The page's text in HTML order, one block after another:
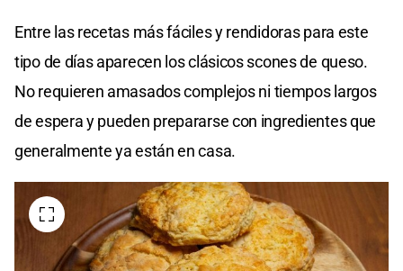
Entre las recetas más fáciles y rendidoras para este
tipo de días aparecen los clásicos scones de queso.
No requieren amasados complejos ni tiempos largos
de espera y pueden prepararse con ingredientes que
generalmente ya están en casa.